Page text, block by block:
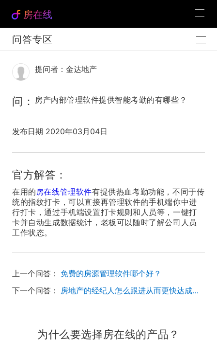
房在线
问答专区
提问者：金达地产
问： 房产内部管理软件提供智能考勤的有哪些？
发布日期 2020年03月04日
官方解答：
在用的房在线管理软件有提供热血考勤功能，不同于传
统的指纹打卡，可以直接再管理软件的手机端你中进
行打卡，通过手机端设置打卡规则和人员等，一键打
卡并自动生成数据统计，老板可以随时了解公司人员
工作状态。
上一个问答： 免费的房源管理软件哪个好？
下一个问答：
房地产的经纪人怎么跟进从而更快达成交易？
为什么要选择房在线的产品？